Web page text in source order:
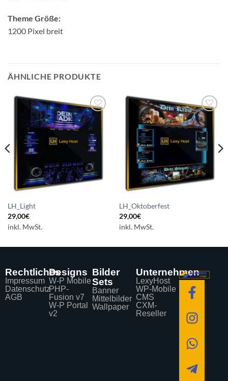
Theme Größe:
1200 Pixel breit
ÄHNLICHE PRODUKTE
Auf die
Wunschliste
setzen
LH_Light
29,00€
inkl. MwSt.
Auf die
Wunschliste
setzen
LH_Oktoberfest
29,00€
inkl. MwSt.
Rechtliches
Impressum
Datenschutz
AGB
Designs
W-P Mobile
PHP-
Fusion v7
W-P Portal
v2
Bilder
Sets
Banner
Mittelbilder
Wallpaper
Unternehmen
LexyHost
WP-Mobile
CMS
CXM-
Reseller